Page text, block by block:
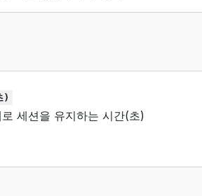
)
세션을 유지하는 시간(초)